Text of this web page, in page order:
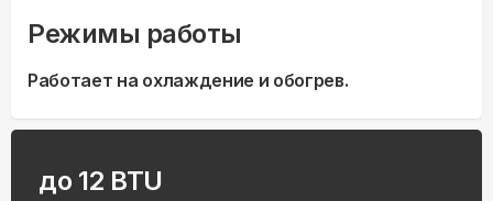
Режимы работы
Работает на охлаждение и обогрев.
до 12 BTU